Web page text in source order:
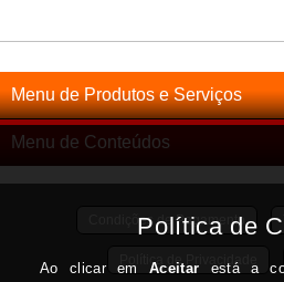
Menu de Produtos e Serviços
Menu de Conteúdos
Condições de Pagamento
Política de Privacidade